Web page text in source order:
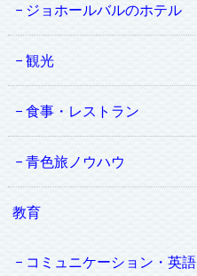
ジョホールバルのホテル
観光
食事・レストラン
青色旅ノウハウ
教育
コミュニケーション・英語